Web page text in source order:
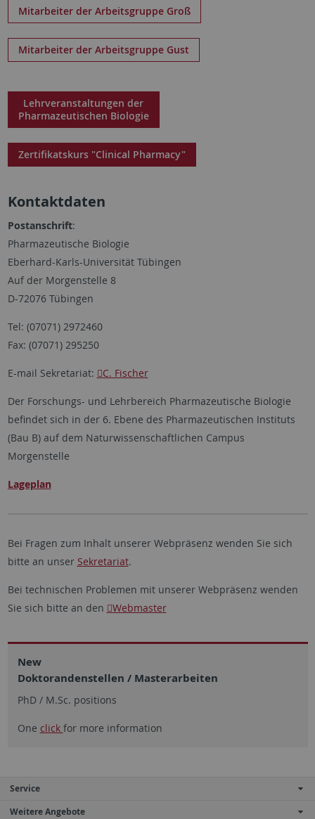
Mitarbeiter der Arbeitsgruppe Groß
Mitarbeiter der Arbeitsgruppe Gust
Lehrveranstaltungen der
Pharmazeutischen Biologie
Zertifikatskurs "Clinical Pharmacy"
Kontaktdaten
Postanschrift:
Pharmazeutische Biologie
Eberhard-Karls-Universität Tübingen
Auf der Morgenstelle 8
D-72076 Tübingen
Tel: (07071) 2972460
Fax: (07071) 295250
E-mail Sekretariat: C. Fischer
Der Forschungs- und Lehrbereich Pharmazeutische Biologie
befindet sich in der 6. Ebene des Pharmazeutischen Instituts
(Bau B) auf dem Naturwissenschaftlichen Campus
Morgenstelle
Lageplan
Bei Fragen zum Inhalt unserer Webpräsenz wenden Sie sich
bitte an unser Sekretariat.
Bei technischen Problemen mit unserer Webpräsenz wenden
Sie sich bitte an den
Webmaster
New
Doktorandenstellen / Masterarbeiten
PhD / M.Sc. positions
One click for more information
Service
Weitere Angebote